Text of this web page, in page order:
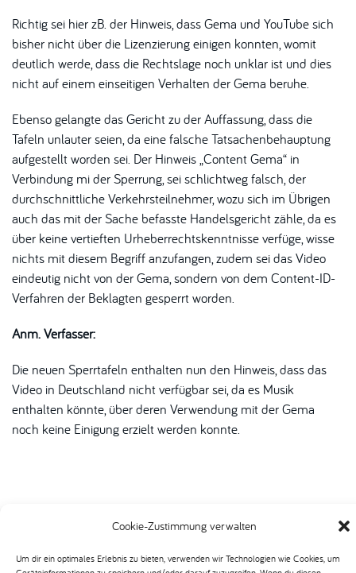
Cookie-Zustimmung verwalten
Um dir ein optimales Erlebnis zu bieten, verwenden wir Technologien wie Cookies, um
Richtig sei hier zB. der Hinweis, dass Gema und YouTube sich
bisher nicht über die Lizenzierung einigen konnten, womit
deutlich werde, dass die Rechtslage noch unklar ist und dies
nicht auf einem einseitigen Verhalten der Gema beruhe.
Ebenso gelangte das Gericht zu der Auffassung, dass die
Tafeln unlauter seien, da eine falsche Tatsachenbehauptung
aufgestellt worden sei. Der Hinweis „Content Gema“ in
Verbindung mi der Sperrung, sei schlichtweg falsch, der
durchschnittliche Verkehrsteilnehmer, wozu sich im Übrigen
auch das mit der Sache befasste Handelsgericht zähle, da es
über keine vertieften Urheberrechtskenntnisse verfüge, wisse
nichts mit diesem Begriff anzufangen, zudem sei das Video
eindeutig nicht von der Gema, sondern von dem Content-ID-
Verfahren der Beklagten gesperrt worden.
Anm. Verfasser:
Die neuen Sperrtafeln enthalten nun den Hinweis, dass das
Video in Deutschland nicht verfügbar sei, da es Musik
enthalten könnte, über deren Verwendung mit der Gema
noch keine Einigung erzielt werden konnte.